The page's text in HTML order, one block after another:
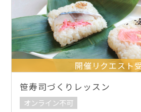
開催リクエスト
笹寿司づくりレッスン
オンライン不可